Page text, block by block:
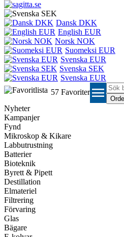
Dansk DKK
English EUR
Norsk NOK
Suomeksi EUR
Svenska EUR
Svenska SEK
Svenska EUR
57 Favoriter menu
Nyheter
Kampanjer
Fynd
Mikroskop & Kikare
Labbutrustning
Batterier
Bioteknik
Byrett & Pipett
Destillation
Elmateriel
Filtrering
Förvaring
Glas
Bägare